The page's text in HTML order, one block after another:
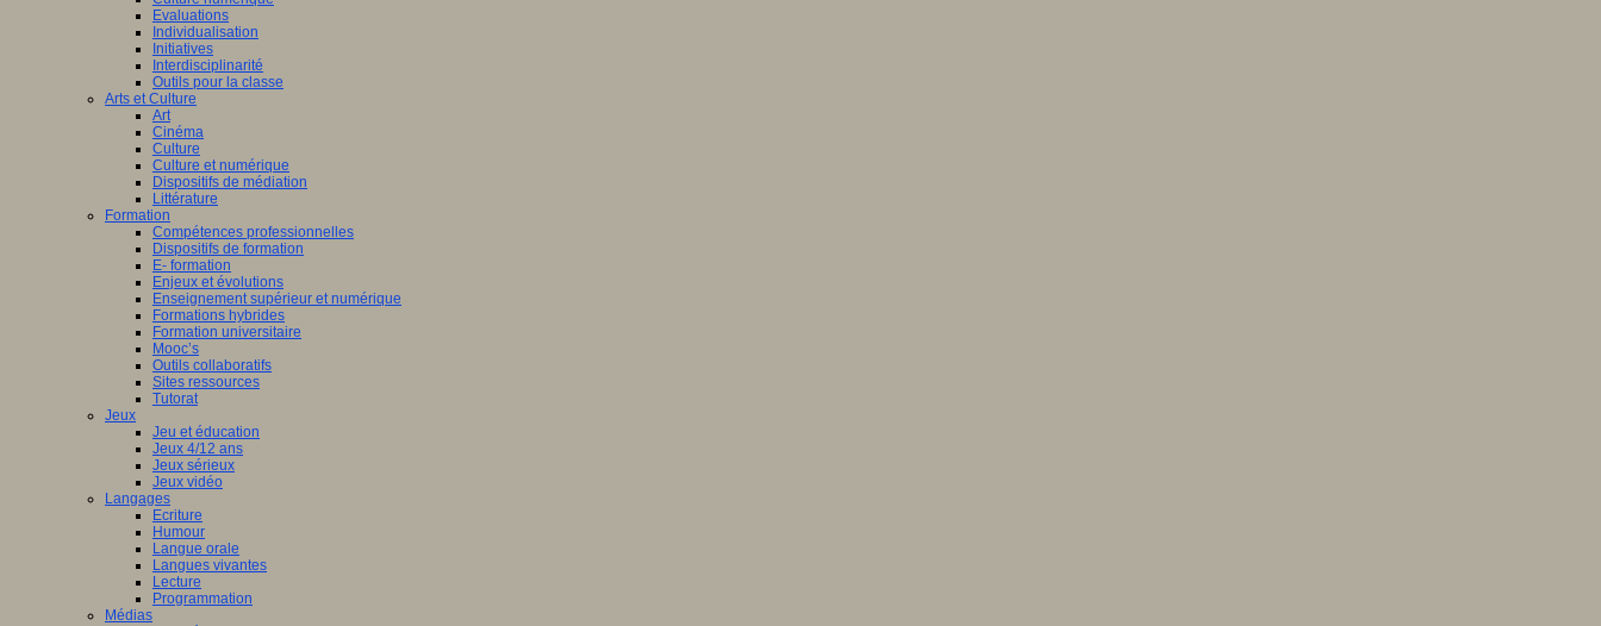
Evaluations
Individualisation
Initiatives
Interdisciplinarité
Outils pour la classe
Arts et Culture
Art
Cinéma
Culture
Culture et numérique
Dispositifs de médiation
Littérature
Formation
Compétences professionnelles
Dispositifs de formation
E- formation
Enjeux et évolutions
Enseignement supérieur et numérique
Formations hybrides
Formation universitaire
Mooc’s
Outils collaboratifs
Sites ressources
Tutorat
Jeux
Jeu et éducation
Jeux 4/12 ans
Jeux sérieux
Jeux vidéo
Langages
Ecriture
Humour
Langue orale
Langues vivantes
Lecture
Programmation
Médias